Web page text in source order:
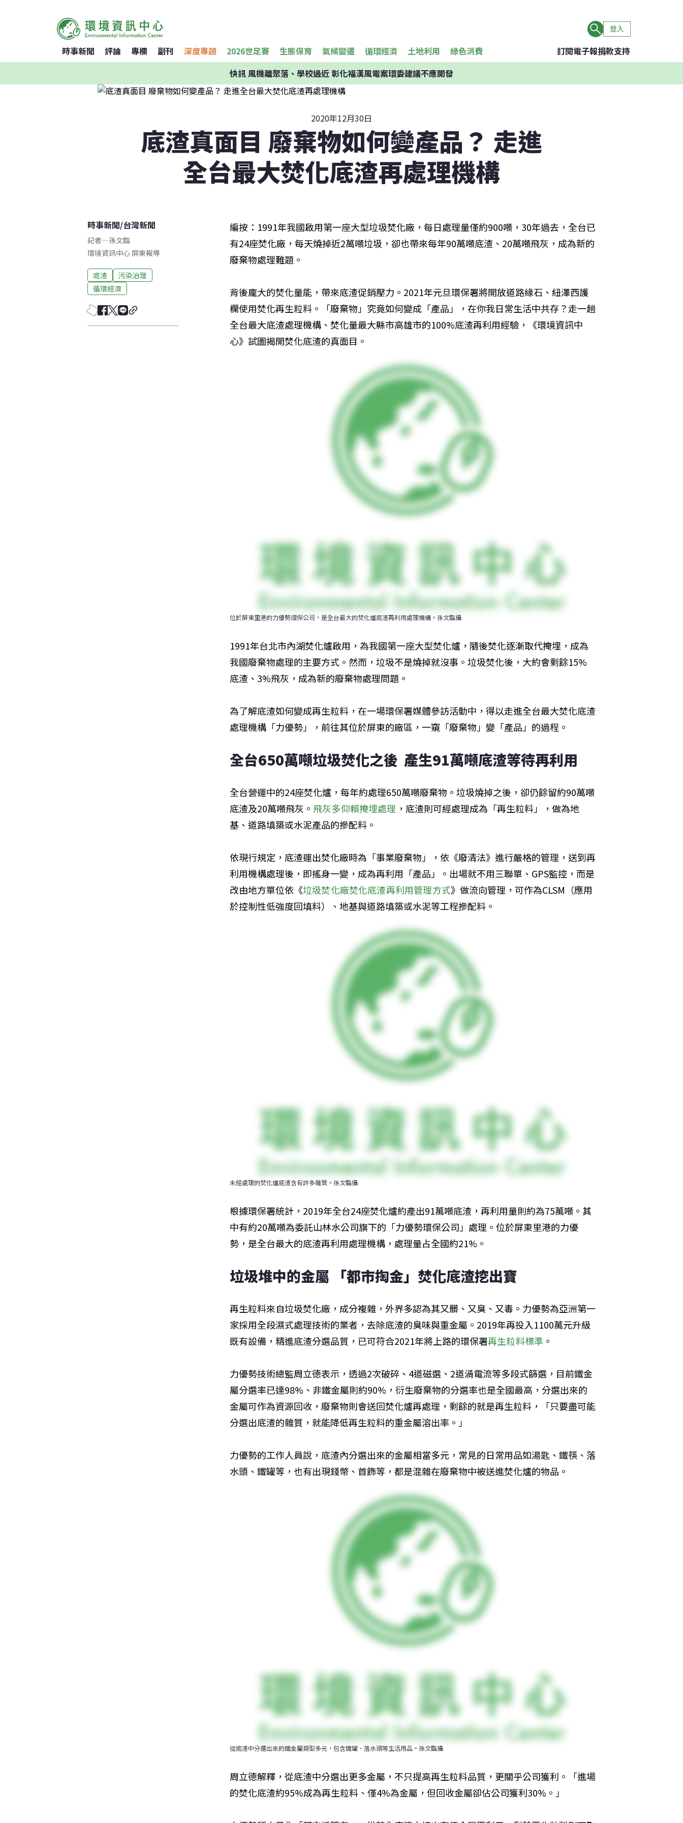
登入
時事新聞 評論 專欄 副刊 深度專題 2026世足賽 生態保育 氣候變遷 循環經濟 土地利用 綠色消費 訂閱電子報捐款支持
快訊風機離聚落、學校過近 彰化福漢風電案環委建議不應開發
2020年12月30日
底渣真面目 廢棄物如何變產品？ 走進
全台最大焚化底渣再處理機構
時事新聞/台灣新聞
記者—孫文臨
環境資訊中心屏東報導
底渣
污染治理
循環經濟
編按：1991年我國啟用第一座大型垃圾焚化廠，每日處理量僅約900噸，30年過去，全台已
有24座焚化廠，每天燒掉近2萬噸垃圾，卻也帶來每年90萬噸底渣、20萬噸飛灰，成為新的
廢棄物處理難題。
背後龐大的焚化量能，帶來底渣促銷壓力。2021年元旦環保署將開放道路緣石、紐澤西護
欄使用焚化再生粒料。「廢棄物」究竟如何變成「產品」，在你我日常生活中共存？走一趟
全台最大底渣處理機構、焚化量最大縣市高雄市的100%底渣再利用經驗，《環境資訊中
心》試圖揭開焚化底渣的真面目。
位於屏東里港的力優勢環保公司，是全台最大的焚化爐底渣再利用處理機構。孫文臨攝
1991年台北市內湖焚化爐啟用，為我國第一座大型焚化爐，隨後焚化逐漸取代掩埋，成為
我國廢棄物處理的主要方式。然而，垃圾不是燒掉就沒事。垃圾焚化後，大約會剩餘15%
底渣、3%飛灰，成為新的廢棄物處理問題。
為了解底渣如何變成再生粒料，在一場環保署媒體參訪活動中，得以走進全台最大焚化底渣
處理機構「力優勢」，前往其位於屏東的廠區，一窺「廢棄物」變「產品」的過程。
全台650萬噸垃圾焚化之後  產生91萬噸底渣等待再利用
全台營運中的24座焚化爐，每年約處理650萬噸廢棄物。垃圾燒掉之後，卻仍餘留約90萬噸
底渣及20萬噸飛灰。 飛灰多仰賴掩埋處理 ，底渣則可經處理成為「再生粒料」，做為地
基、道路填築或水泥產品的摻配料。
依現行規定，底渣運出焚化廠時為「事業廢棄物」，依《廢清法》進行嚴格的管理，送到再
利用機構處理後，即搖身一變，成為再利用「產品」。出場就不用三聯單、GPS監控，而是
改由地方單位依《垃圾焚化廠焚化底渣再利用管理方式》做流向管理，可作為CLSM（應用
於控制性低強度回填料）、地基與道路填築或水泥等工程摻配料。
未經處理的焚化爐底渣含有許多雜質。孫文臨攝
根據環保署統計，2019年全台24座焚化爐約產出91萬噸底渣，再利用量則約為75萬噸。其
中有約20萬噸為委託山林水公司旗下的「力優勢環保公司」處理。位於屏東里港的力優
勢，是全台最大的底渣再利用處理機構，處理量占全國約21%。
垃圾堆中的金屬 「都市掏金」焚化底渣挖出寶
再生粒料來自垃圾焚化廠，成分複雜，外界多認為其又髒、又臭、又毒。力優勢為亞洲第一
家採用全段濕式處理技術的業者，去除底渣的臭味與重金屬。2019年再投入1100萬元升級
既有設備，精進底渣分選品質，已可符合2021年將上路的環保署再生粒料標準 。
力優勢技術總監周立德表示，透過2次破碎、4道磁選、2道渦電流等多段式篩選，目前鐵金
屬分選率已達98%、非鐵金屬則約90%，衍生廢棄物的分選率也是全國最高，分選出來的
金屬可作為資源回收，廢棄物則會送回焚化爐再處理，剩餘的就是再生粒料，「只要盡可能
分選出底渣的雜質，就能降低再生粒料的重金屬溶出率。」
力優勢的工作人員說，底渣內分選出來的金屬相當多元，常見的日常用品如湯匙、鐵筷、落
水頭、鐵罐等，也有出現錢幣、首飾等，都是混雜在廢棄物中被送進焚化爐的物品。
從底渣中分選出來的鐵金屬類型多元，包含鐵罐、落水頭等生活用品。孫文臨攝
周立德解釋，從底渣中分選出更多金屬，不只提高再生粒料品質，更關乎公司獲利。「進場
的焚化底渣約95%成為再生粒料、僅4%為金屬，但回收金屬卻佔公司獲利30%。」